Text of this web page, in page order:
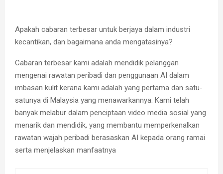
Apakah cabaran terbesar untuk berjaya dalam industri
kecantikan, dan bagaimana anda mengatasinya?
Cabaran terbesar kami adalah mendidik pelanggan
mengenai rawatan peribadi dan penggunaan AI dalam
imbasan kulit kerana kami adalah yang pertama dan satu-
satunya di Malaysia yang menawarkannya. Kami telah
banyak melabur dalam penciptaan video media sosial yang
menarik dan mendidik, yang membantu memperkenalkan
rawatan wajah peribadi berasaskan AI kepada orang ramai
serta menjelaskan manfaatnya